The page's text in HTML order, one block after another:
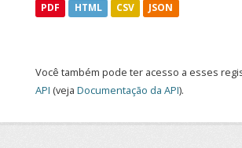
PDF HTML CSV JSON
Você também pode ter acesso a esses
API (veja Documentação da API).